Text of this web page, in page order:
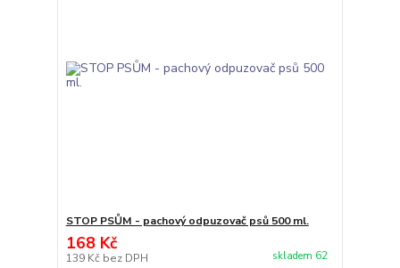
STOP PSŮM - pachový odpuzovač psů 500 ml.
168 Kč
139 Kč bez DPH skladem 62